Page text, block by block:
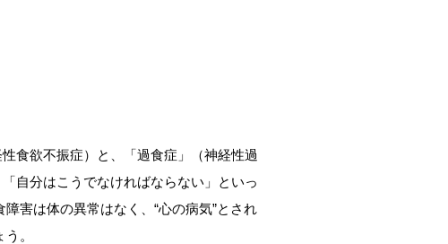
食欲不振症）と、「過食症」（神経性過
自分はこうでなければならない」といっ
害は体の異常はなく、“心の病気”とされ
。